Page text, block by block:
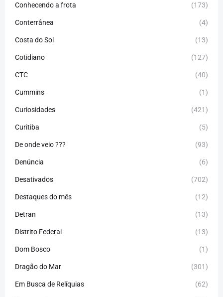
Conhecendo a frota (173)
Conterrânea (4)
Costa do Sol (13)
Cotidiano (127)
CTC (40)
Cummins (1)
Curiosidades (421)
Curitiba (5)
De onde veio ??? (93)
Denúncia (6)
Desativados (702)
Destaques do mês (12)
Detran (13)
Distrito Federal (13)
Dom Bosco (1)
Dragão do Mar (301)
Em Busca de Relíquias (62)